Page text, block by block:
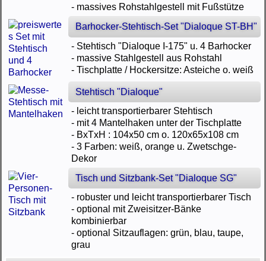
- massives Rohstahlgestell mit Fußstütze
Barhocker-Stehtisch-Set "Dialoque ST-BH"
- Stehtisch "Dialoque I-175" u. 4 Barhocker
- massive Stahlgestell aus Rohstahl
- Tischplatte / Hockersitze: Asteiche o. weiß
Stehtisch "Dialoque"
- leicht transportierbarer Stehtisch
- mit 4 Mantelhaken unter der Tischplatte
- BxTxH : 104x50 cm o. 120x65x108 cm
- 3 Farben: weiß, orange u. Zwetschge-
Dekor
Tisch und Sitzbank-Set "Dialoque SG"
- robuster und leicht transportierbarer Tisch
- optional mit Zweisitzer-Bänke
kombinierbar
- optional Sitzauflagen: grün, blau, taupe,
grau